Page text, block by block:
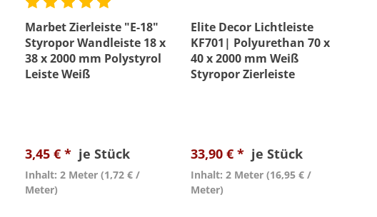
Marbet Zierleiste "E-18"
Styropor Wandleiste 18 x
38 x 2000 mm Polystyrol
Leiste Weiß
3,45 € * je Stück
Inhalt: 2 Meter (1,72 € /
Meter)
Elite Decor Lichtleiste
KF701| Polyurethan 70 x
40 x 2000 mm Weiß
Styropor Zierleiste
33,90 € * je Stück
Inhalt: 2 Meter (16,95 € /
Meter)